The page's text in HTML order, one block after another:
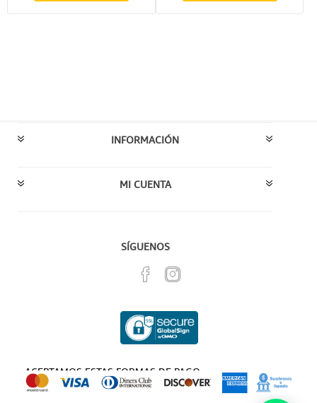
INFORMACIÓN
MI CUENTA
SÍGUENOS
ACEPTAMOS ESTAS FORMAS DE PAGO